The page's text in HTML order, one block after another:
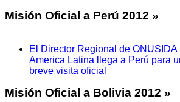
Misión Oficial a Perú 2012 »
El Director Regional de ONUSIDA
America Latina llega a Perú para
breve visita oficial
Misión Oficial a Bolivia 2012 »